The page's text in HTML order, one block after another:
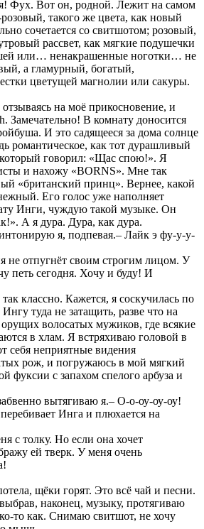
Фух. Вот он, родной. Лежит на самом
такого же цвета, как новый
сочетается со свитшотом; розовый,
рассвет, как мягкие подушечки
или… ненакрашенные ноготки… не
а гламурный, богатый,
цветущей магнолии или сакуры.
на моё прикосновение, и
Замечательно! В комнату доносится
И это садящееся за дома солнце
романтическое, как тот дурашливый
говорил: «Щас спою!». Я
и нахожу «BORNS». Мне так
«британский принц». Вернее, какой
Его голос уже наполняет
Инги, чуждую такой музыке. Он
А я дура. Дура, как дура.
я, подпевая.– Лайк э фу-у-у-
не отпугнёт своим строгим лицом. У
петь сегодня. Хочу и буду! И
классно. Кажется, я соскучилась по
туда не затащить, разве что на
волосатых мужиков, где всякие
в хлам. Я встряхиваю головой в
себя неприятные видения
рож, и погружаюсь в мой мягкий
фуксии с запахом спелого арбуза и
вытягиваю я.– О-о-оу-оу-оу!
Инга и плюхается на
с толку. Но если она хочет
ей тверк. У меня очень
щёки горят. Это всё чай и песни.
наконец, музыку, протягиваю
то как. Снимаю свитшот, не хочу